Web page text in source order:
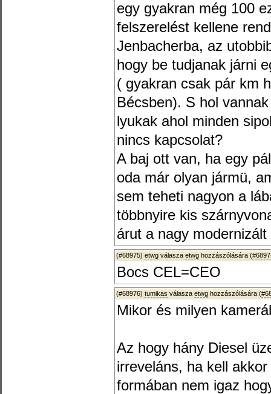
egy gyakran még 100
felszerelést kellene
Jenbacherba, az
hogy be tudjanak járni
( gyakran csak pár km
Bécsben). S hol
lyukak ahol minden
nincs kapcsolat?
A baj ott van, ha egy
oda már olyan jármü,
sem teheti nagyon a
többnyire kis
árut a nagy
(#68975) etwg válasza etwg hozzászólására (
Bocs CEL=CEO
(#68976) tumikas válasza etwg hozzászólására (
Mikor és milyen
Az hogy hány Diesel
irreveláns, ha kell
formában nem igaz